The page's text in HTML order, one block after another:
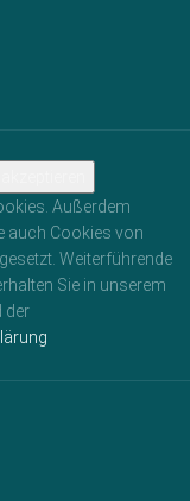
Außerdem
auch Cookies von
Weiterführende
Sie in unserem
der